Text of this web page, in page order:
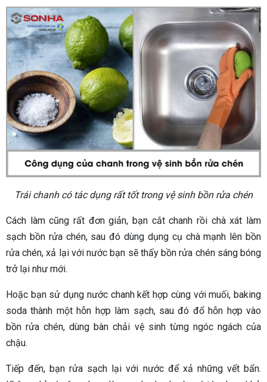
Trái chanh có tác dụng rất tốt trong vệ sinh bồn rửa chén
Cách làm cũng rất đơn giản, bạn cắt chanh rồi chà xát làm
sạch bồn rửa chén, sau đó dùng dụng cụ chà mạnh lên bồn
rửa chén, xả lại với nước bạn sẽ thấy bồn rửa chén sáng bóng
trở lại như mới.
Hoặc bạn sử dụng nước chanh kết hợp cùng với muối, baking
soda thành một hỗn hợp làm sạch, sau đó đổ hỗn hợp vào
bồn rửa chén, dùng bàn chải vệ sinh từng ngóc ngách của
chậu.
Tiếp đến, bạn rửa sạch lại với nước để xả những vết bẩn.